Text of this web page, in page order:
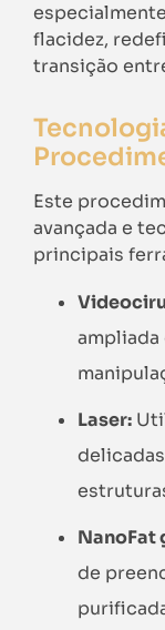
flacidez,
transição
Este
avançada e
principais
ampliada
Laser:
NanoFat
de